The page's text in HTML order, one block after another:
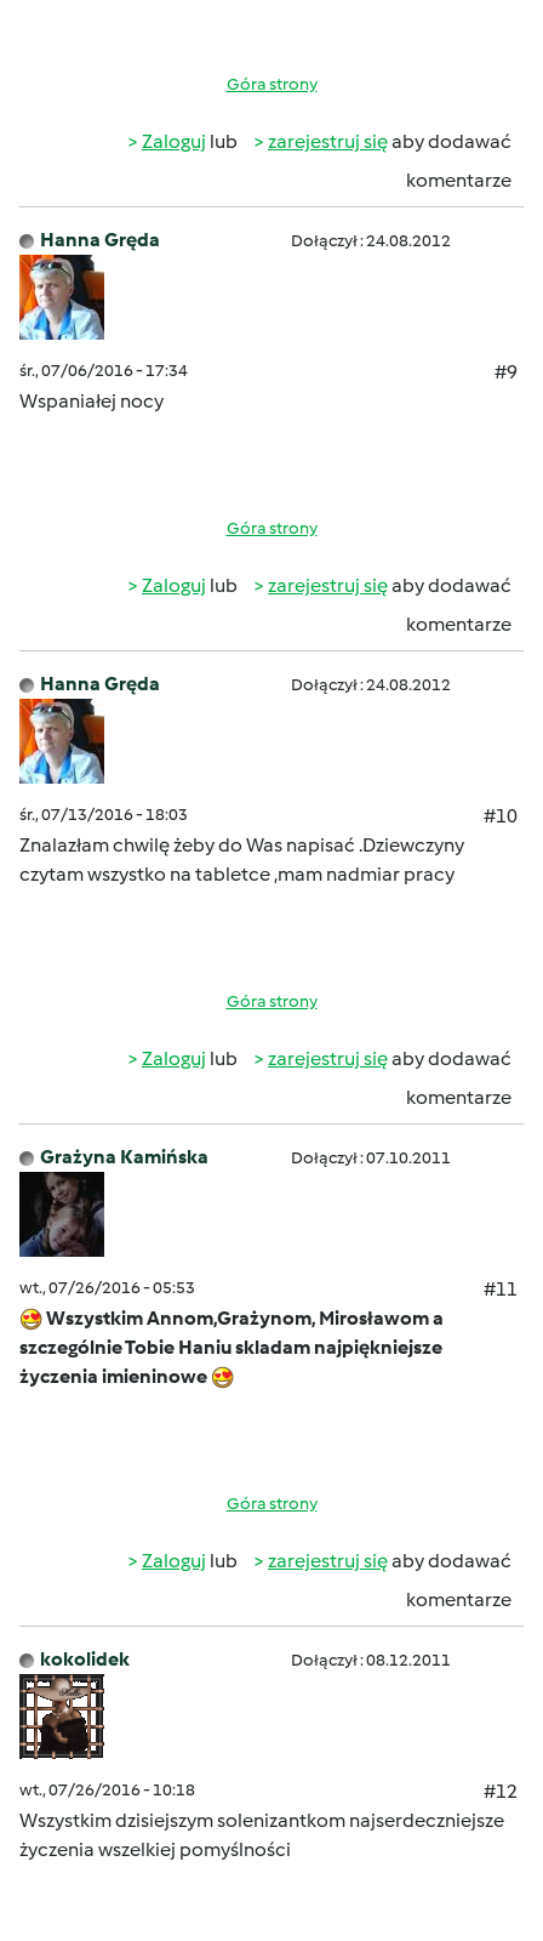
Góra strony
Zaloguj lub zarejestruj sięaby dodawać
komentarze
Hanna Gręda Dołączył : 24.08.2012
śr., 07/06/2016 - 17:34
#9
Wspaniałej nocy
Góra strony
Zaloguj lub zarejestruj sięaby dodawać
komentarze
Hanna Gręda Dołączył : 24.08.2012
śr., 07/13/2016 - 18:03
#10
Znalazłam chwilę żeby do Was napisać .Dziewczyny
czytam wszystko na tabletce ,mam nadmiar pracy
Góra strony
Zaloguj lub zarejestruj sięaby dodawać
komentarze
Grażyna Kamińska Dołączył : 07.10.2011
wt., 07/26/2016 - 05:53
#11
Wszystkim Annom,Grażynom, Mirosławom a
szczególnie Tobie Haniu skladam najpiękniejsze
życzenia imieninowe
Góra strony
Zaloguj lub zarejestruj sięaby dodawać
komentarze
kokolidek Dołączył : 08.12.2011
wt., 07/26/2016 - 10:18
#12
Wszystkim dzisiejszym solenizantkom najserdeczniejsze
życzenia wszelkiej pomyślności